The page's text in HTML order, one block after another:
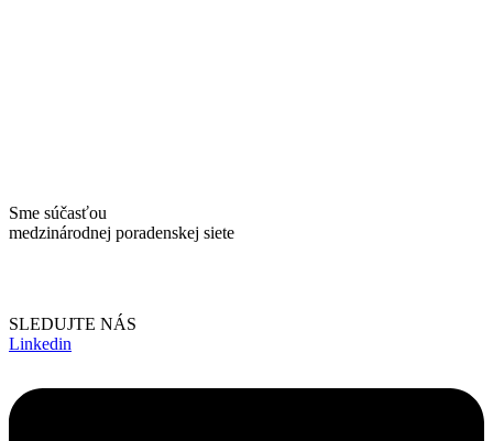
Sme súčasťou
medzinárodnej poradenskej siete
SLEDUJTE NÁS
Linkedin